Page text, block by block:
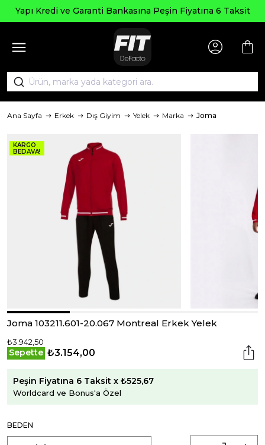
Yapı Kredi ve Garanti Bankasına Peşin Fiyatına 6 Taksit
Ana Sayfa Erkek Dış Giyim Yelek Marka Joma
KARGO
BEDAVA!
Joma 103211.601-20.067 Montreal Erkek Yelek
₺3.942,50
Sepette ₺3.154,00
Peşin Fiyatına 6 Taksit x ₺525,67
Worldcard ve Bonus'a Özel
BEDEN